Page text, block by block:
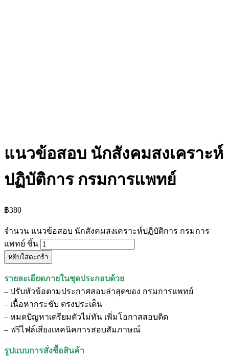
แนวข้อสอบ นักสังคมสงเคราะห์
ปฏิบัติการ กรมการแพทย์
฿380
จำนวน แนวข้อสอบ นักสังคมสงเคราะห์ปฏิบัติการ กรมการ
แพทย์ ชิ้น
หยิบใส่ตะกร้า
รายละเอียดภายในชุดประกอบด้วย
– ปรับหัวข้อตามประกาศสอบล่าสุดของ กรมการแพทย์
– เนื้อหากระชับ ตรงประเด็น
– หมดปัญหาเตรียมตัวไม่ทัน เพิ่มโอกาสสอบติด
– ฟรีไฟล์เสียงเทคนิคการสอบสัมภาษณ์
รูปแบบการสั่งชื้อสินค้า